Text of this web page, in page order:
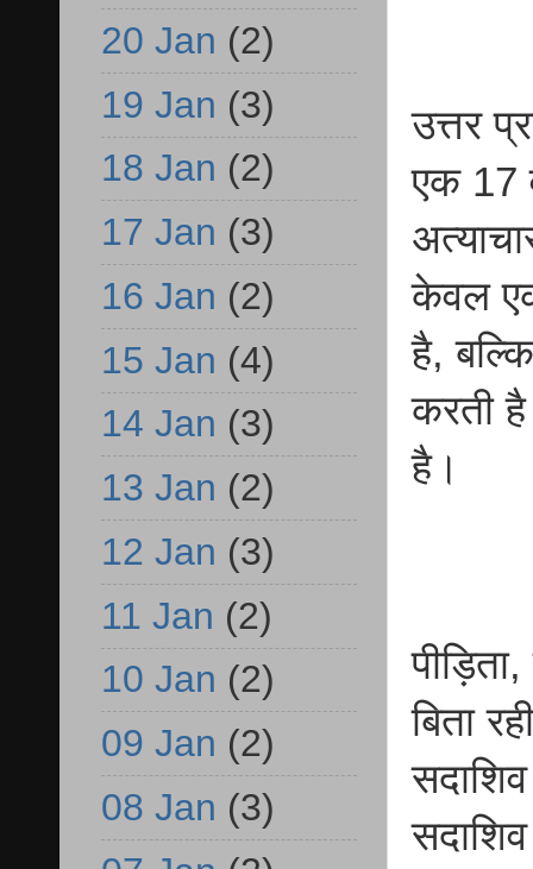
उत्तर
एक 17
केवल
है,
करती है
है।
बिता
20 Jan (2)
19 Jan (3)
18 Jan (2)
17 Jan (3)
16 Jan (2)
15 Jan (4)
14 Jan (3)
13 Jan (2)
12 Jan (3)
11 Jan (2)
10 Jan (2)
09 Jan (2)
08 Jan (3)